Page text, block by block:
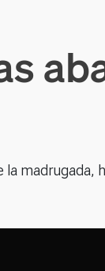
la